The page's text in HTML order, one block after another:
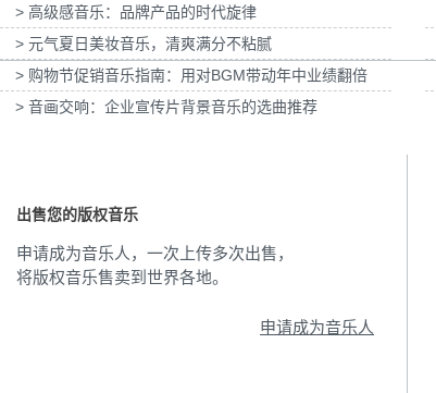
> 高级感音乐：品牌产品的时代旋律
> 元气夏日美妆音乐，清爽满分不粘腻
> 购物节促销音乐指南：用对BGM带动年中业绩翻倍
> 音画交响：企业宣传片背景音乐的选曲推荐
出售您的版权音乐
申请成为音乐人，一次上传多次出售，
将版权音乐售卖到世界各地。
申请成为音乐人